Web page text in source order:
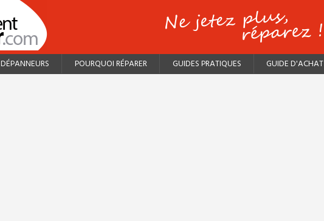
DÉPANNEURS POURQUOI RÉPARER GUIDES PRATIQUES GUIDE D'ACHAT